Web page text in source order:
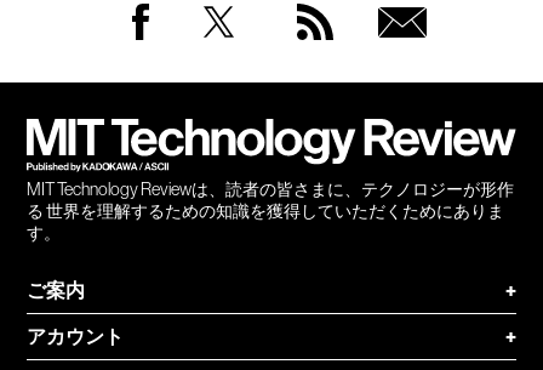
MIT Technology Reviewは、読者の皆さまに、テクノロジーが形作
る 世界を理解するための知識を獲得していただくためにありま
す。
ご案内
+
アカウント
+